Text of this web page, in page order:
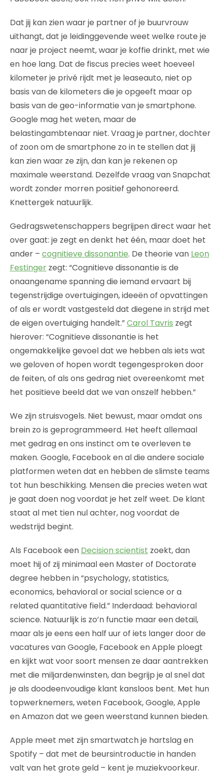
Dat jij kan zien waar je partner of je buurvrouw
uithangt, dat je leidinggevende weet welke route je
naar je project neemt, waar je koffie drinkt, met wie
en hoe lang. Dat de fiscus precies weet hoeveel
kilometer je privé rijdt met je leaseauto, niet op
basis van de kilometers die je opgeeft maar op
basis van de geo-informatie van je smartphone.
Google mag het weten, maar de
belastingambtenaar niet. Vraag je partner, dochter
of zoon om de smartphone zo in te stellen dat jij
kan zien waar ze zijn, dan kan je rekenen op
maximale weerstand. Dezelfde vraag van Snapchat
wordt zonder morren positief gehonoreerd.
Knettergek natuurlijk.
Gedragswetenschappers begrijpen direct waar het
over gaat: je zegt en denkt het één, maar doet het
ander – cognitieve dissonantie. De theorie van Leon
Festinger zegt: “Cognitieve dissonantie is de
onaangename spanning die iemand ervaart bij
tegenstrijdige overtuigingen, ideeën of opvattingen
of als er wordt vastgesteld dat diegene in strijd met
de eigen overtuiging handelt.”Carol Tavris zegt
hierover: “Cognitieve dissonantie is het
ongemakkelijke gevoel dat we hebben als iets wat
we geloven of hopen wordt tegengesproken door
de feiten, of als ons gedrag niet overeenkomt met
het positieve beeld dat we van onszelf hebben.”
We zijn struisvogels. Niet bewust, maar omdat ons
brein zo is geprogrammeerd. Het heeft allemaal
met gedrag en ons instinct om te overleven te
maken. Google, Facebook en al die andere sociale
platformen weten dat en hebben de slimste teams
tot hun beschikking. Mensen die precies weten wat
je gaat doen nog voordat je het zelf weet. De klant
staat al met tien nul achter, nog voordat de
wedstrijd begint.
Als Facebook een Decision scientist zoekt, dan
moet hij of zij minimaal een Master of Doctorate
degree hebben in “psychology, statistics,
economics, behavioral or social science or a
related quantitative field.” Inderdaad: behavioral
science. Natuurlijk is zo’n functie maar een detail,
maar als je eens een half uur of iets langer door de
vacatures van Google, Facebook en Apple ploegt
en kijkt wat voor soort mensen ze daar aantrekken
met die miljardenwinsten, dan begrijp je al snel dat
je als doodeenvoudige klant kansloos bent. Met hun
topwerknemers, weten Facebook, Google, Apple
en Amazon dat we geen weerstand kunnen bieden.
Apple meet met zijn smartwatch je hartslag en
Spotify – dat met de beursintroductie in handen
valt van het grote geld – kent je muziekvoorkeur.